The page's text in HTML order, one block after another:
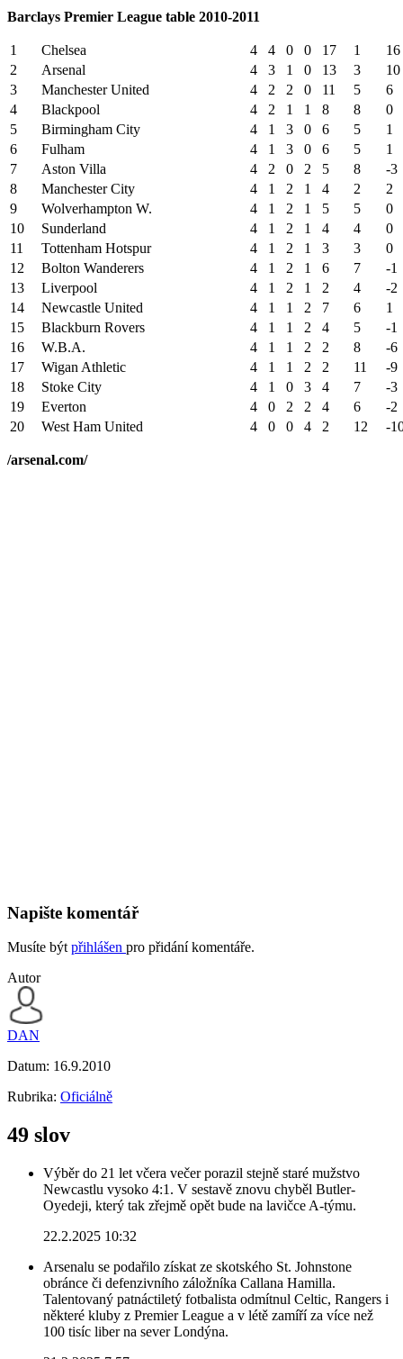
Barclays Premier League table 2010-2011
1 Chelsea 4 4 0 0 17 1
16
2
Arsenal 4 3 1 0 13 3
10
3
Manchester United 4 2 2 0 11 5
6
4
Blackpool 4 2 1 1 8 8
0
5
Birmingham City 4 1 3 0 6 5
1
6
Fulham 4 1 3 0 6 5
1
7
Aston Villa 4 2 0 2 5 8
-3
8
Manchester City 4 1 2 1 4 2
2
9
Wolverhampton W. 4 1 2 1 5 5
0
10
Sunderland 4 1 2 1 4 4
0
11
Tottenham Hotspur 4 1 2 1 3 3
0
12
Bolton Wanderers 4 1 2 1 6 7
-1
13
Liverpool 4 1 2 1 2 4
-2
14
Newcastle United 4 1 1 2 7 6
1
15
Blackburn Rovers 4 1 1 2 4 5
-1
16
W.B.A. 4 1 1 2 2 8
-6
17
Wigan Athletic 4 1 1 2 2 11
-9
18
Stoke City 4 1 0 3 4 7
-3
19
Everton 4 0 2 2 4 6
-2
20
West Ham United 4 0 0 4 2 12 -
/arsenal.com/
Napište komentář
Musíte být přihlášen pro přidání komentáře.
Autor
DAN
Datum: 16.9.2010
Rubrika: Oficiálně
49 slov
Výběr do 21 let včera večer porazil stejně staré mužstvo
Newcastlu vysoko 4:1. V sestavě znovu chyběl Butler-
Oyedeji, který tak zřejmě opět bude na lavičce A-týmu.
22.2.2025 10:32
Arsenalu se podařilo získat ze skotského St. Johnstone
obránce či defenzivního záložníka Callana Hamilla.
Talentovaný patnáctiletý fotbalista odmítnul Celtic, Rangers i
některé kluby z Premier League a v létě zamíří za více než
100 tisíc liber na sever Londýna.